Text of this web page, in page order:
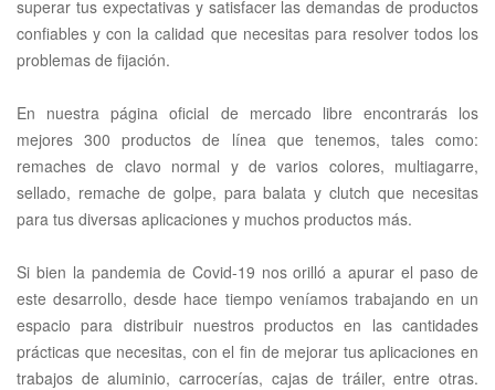
superar tus expectativas y satisfacer las demandas de productos
confiables y con la calidad que necesitas para resolver todos los
problemas de fijación.
En nuestra página oficial de mercado libre encontrarás los
mejores 300 productos de línea que tenemos, tales como:
remaches de clavo normal y de varios colores, multiagarre,
sellado, remache de golpe, para balata y clutch que necesitas
para tus diversas aplicaciones y muchos productos más.
Si bien la pandemia de Covid-19 nos orilló a apurar el paso de
este desarrollo, desde hace tiempo veníamos trabajando en un
espacio para distribuir nuestros productos en las cantidades
prácticas que necesitas, con el fin de mejorar tus aplicaciones en
trabajos de aluminio, carrocerías, cajas de tráiler, entre otras.